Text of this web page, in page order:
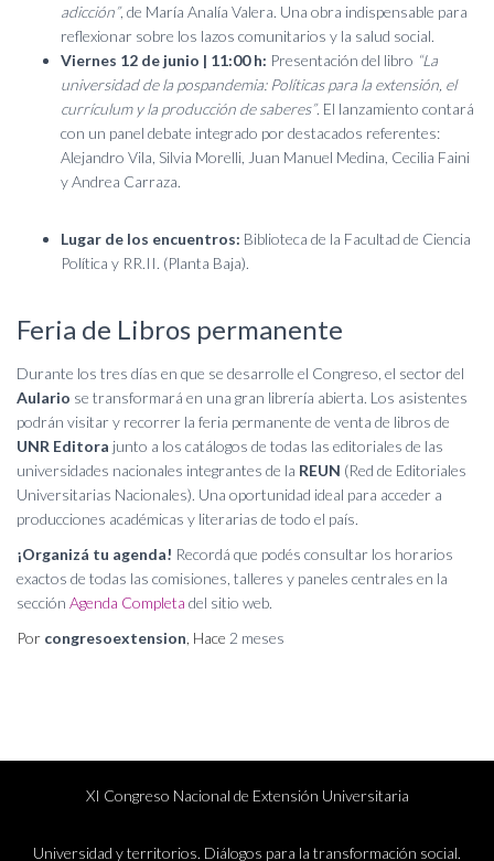
adicción”, de María Analía Valera. Una obra indispensable para
reflexionar sobre los lazos comunitarios y la salud social.
Viernes 12 de junio | 11:00 h: Presentación del libro “La
universidad de la pospandemia: Políticas para la extensión, el
currículum y la producción de saberes”. El lanzamiento contará
con un panel debate integrado por destacados referentes:
Alejandro Vila, Silvia Morelli, Juan Manuel Medina, Cecilia Faini
y Andrea Carraza.
Lugar de los encuentros: Biblioteca de la Facultad de Ciencia
Política y RR.II. (Planta Baja).
Feria de Libros permanente
Durante los tres días en que se desarrolle el Congreso, el sector del
Aulario se transformará en una gran librería abierta. Los asistentes
podrán visitar y recorrer la feria permanente de venta de libros de
UNR Editora junto a los catálogos de todas las editoriales de las
universidades nacionales integrantes de la REUN (Red de Editoriales
Universitarias Nacionales). Una oportunidad ideal para acceder a
producciones académicas y literarias de todo el país.
¡Organizá tu agenda! Recordá que podés consultar los horarios
exactos de todas las comisiones, talleres y paneles centrales en la
sección Agenda Completa del sitio web.
Por congresoextension , Hace 2 meses
XI Congreso Nacional de Extensión Universitaria
Universidad y territorios. Diálogos para la transformación social.